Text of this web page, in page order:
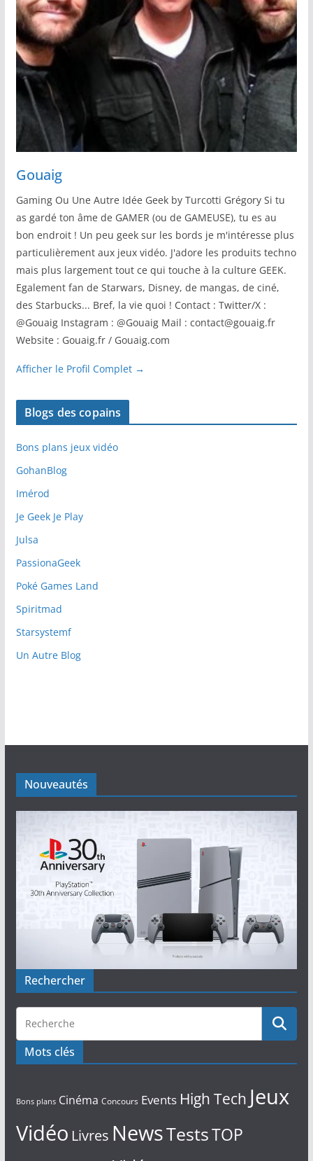
Gouaig
Gaming Ou Une Autre Idée Geek by Turcotti Grégory Si tu
as gardé ton âme de GAMER (ou de GAMEUSE), tu es au
bon endroit ! Un peu geek sur les bords je m'intéresse plus
particulièrement aux jeux vidéo. J'adore les produits techno
mais plus largement tout ce qui touche à la culture GEEK.
Egalement fan de Starwars, Disney, de mangas, de ciné,
des Starbucks... Bref, la vie quoi ! Contact : Twitter/X :
@Gouaig Instagram : @Gouaig Mail : contact@gouaig.fr
Website : Gouaig.fr / Gouaig.com
Afficher le Profil Complet →
Blogs des copains
Bons plans jeux vidéo
GohanBlog
Imérod
Je Geek Je Play
Julsa
PassionaGeek
Poké Games Land
Spiritmad
Starsystemf
Un Autre Blog
Nouveautés
Rechercher
Mots clés
Bons plans Cinéma Concours Events High Tech Jeux
Vidéo Livres NewsTestsTOP